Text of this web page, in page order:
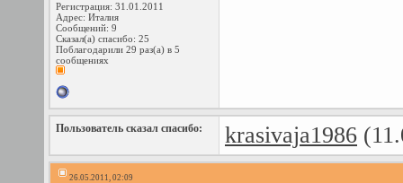
Регистрация: 31.01.2011
Адрес: Италия
Сообщений: 9
Сказал(а) спасибо: 25
Поблагодарили 29 раз(а) в 5
сообщениях
Пользователь сказал cпасибо: krasivaja1986
26.05.2011, 02:09